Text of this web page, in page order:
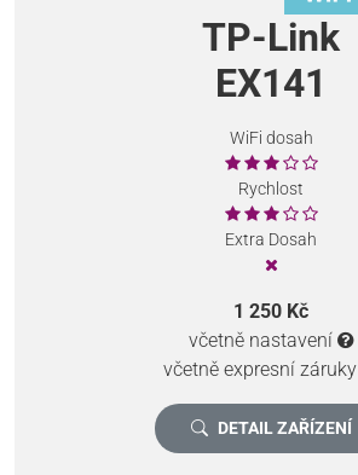
TP-Link
EX141
WiFi dosah
Rychlost
Extra Dosah
1 250 Kč
včetně nastavení
včetně expresní záruky
DETAIL ZAŘÍZENÍ